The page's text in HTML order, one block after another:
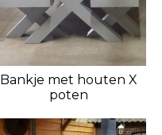
Bankje met houten X
poten